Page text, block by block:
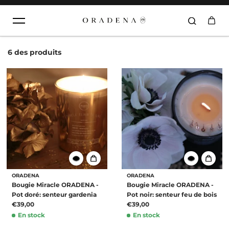
6 des produits
ORADENA
Bougie Miracle ORADENA -
Pot doré: senteur gardenia
€39,00
En stock
ORADENA
Bougie Miracle ORADENA -
Pot noir: senteur feu de bois
€39,00
En stock